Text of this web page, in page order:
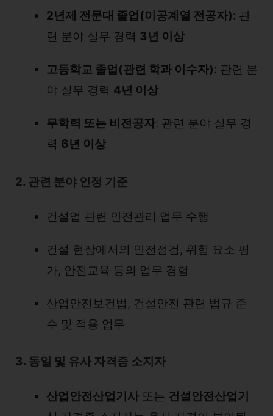
2년제 전문대 졸업(이공계열 전공자): 관
련 분야 실무 경력 3년 이상
고등학교 졸업(관련 학과 이수자): 관련 분
야 실무 경력 4년 이상
무학력 또는 비전공자: 관련 분야 실무 경
력 6년 이상
2. 관련 분야 인정 기준
건설업 관련 안전관리 업무 수행
건설 현장에서의 안전점검, 위험 요소 평
가, 안전교육 등의 업무 경험
산업안전보건법, 건설안전 관련 법규 준
수 및 적용 업무
3. 동일 및 유사 자격증 소지자
산업안전산업기사 또는 건설안전산업기